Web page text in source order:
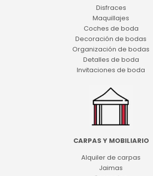
Disfraces
Maquillajes
Coches de boda
Decoración de bodas
Organización de bodas
Detalles de boda
Invitaciones de boda
CARPAS Y MOBILIARIO
Alquiler de carpas
Jaimas